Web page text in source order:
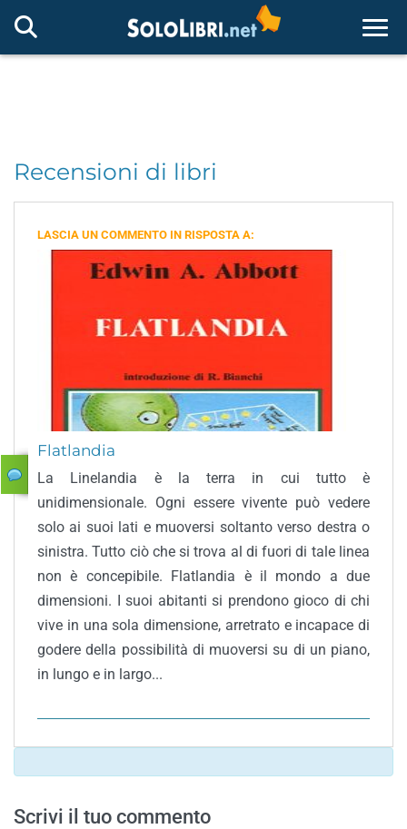
Recensioni di libri
LASCIA UN COMMENTO IN RISPOSTA A:
Flatlandia
La Linelandia è la terra in cui tutto è
unidimensionale. Ogni essere vivente può vedere
solo ai suoi lati e muoversi soltanto verso destra o
sinistra. Tutto ciò che si trova al di fuori di tale linea
non è concepibile. Flatlandia è il mondo a due
dimensioni. I suoi abitanti si prendono gioco di chi
vive in una sola dimensione, arretrato e incapace di
godere della possibilità di muoversi su di un piano,
in lungo e in largo...
Scrivi il tuo commento